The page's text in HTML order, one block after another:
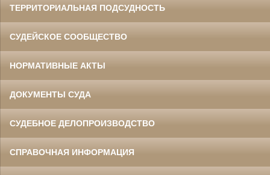
ТЕРРИТОРИАЛЬНАЯ ПОДСУДНОСТЬ
СУДЕЙСКОЕ СООБЩЕСТВО
НОРМАТИВНЫЕ АКТЫ
ДОКУМЕНТЫ СУДА
СУДЕБНОЕ ДЕЛОПРОИЗВОДСТВО
СПРАВОЧНАЯ ИНФОРМАЦИЯ